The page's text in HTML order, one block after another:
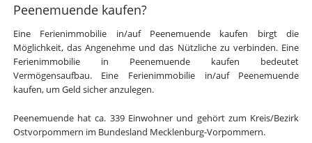
Peenemuende kaufen?
Eine Ferienimmobilie in/auf Peenemuende kaufen birgt die
Möglichkeit, das Angenehme und das Nützliche zu verbinden. Eine
Ferienimmobilie in Peenemuende kaufen bedeutet
Vermögensaufbau. Eine Ferienimmobilie in/auf Peenemuende
kaufen, um Geld sicher anzulegen.
Peenemuende hat ca. 339 Einwohner und gehört zum Kreis/Bezirk
Ostvorpommern im Bundesland Mecklenburg-Vorpommern.